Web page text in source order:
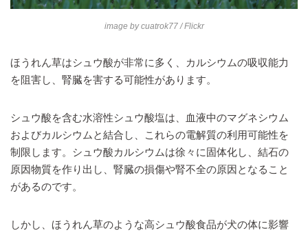
image bycuatrok77 / Flickr
ほうれん草はシュウ酸が非常に多く、カルシウムの吸収能力
を阻害し、腎臓を害する可能性があります。
シュウ酸を含む水溶性シュウ酸塩は、血液中のマグネシウム
およびカルシウムと結合し、これらの電解質の利用可能性を
制限します。シュウ酸カルシウムは徐々に固体化し、結石の
原因物質を作り出し、腎臓の損傷や腎不全の原因となること
があるのです。
しかし、ほうれん草のような高シュウ酸食品が犬の体に影響